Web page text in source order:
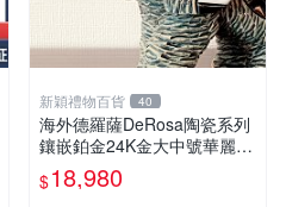
新穎禮物百貨 40
海外德羅薩DeRosa陶瓷系列
鑲嵌鉑金24K金大中號華麗大
象擺件
$18,980